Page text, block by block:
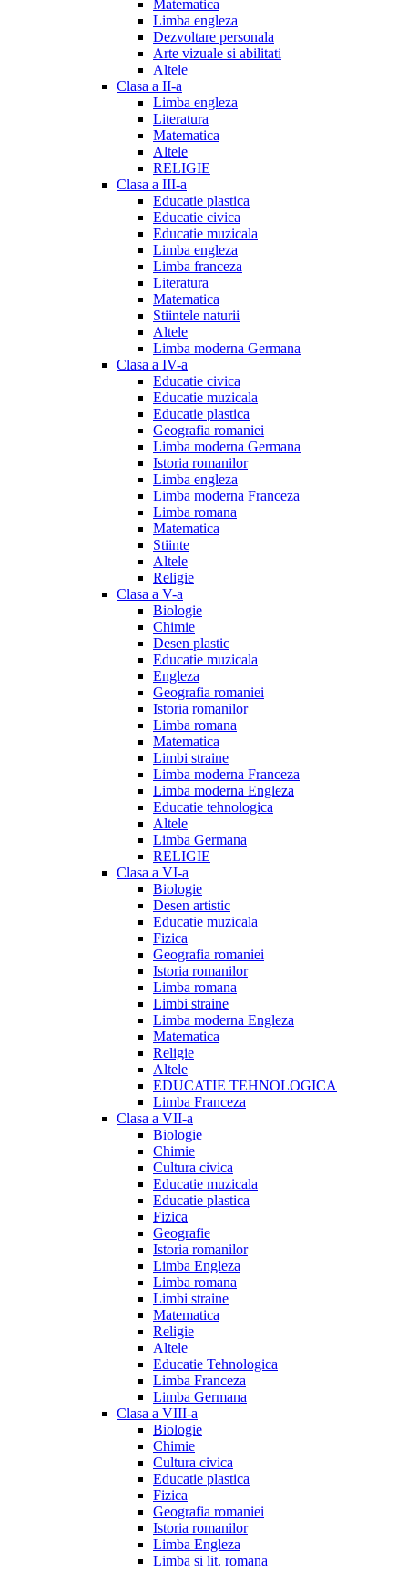
Matematica
Limba engleza
Dezvoltare personala
Arte vizuale si abilitati
Altele
Clasa a II-a
Limba engleza
Literatura
Matematica
Altele
RELIGIE
Clasa a III-a
Educatie plastica
Educatie civica
Educatie muzicala
Limba engleza
Limba franceza
Literatura
Matematica
Stiintele naturii
Altele
Limba moderna Germana
Clasa a IV-a
Educatie civica
Educatie muzicala
Educatie plastica
Geografia romaniei
Limba moderna Germana
Istoria romanilor
Limba engleza
Limba moderna Franceza
Limba romana
Matematica
Stiinte
Altele
Religie
Clasa a V-a
Biologie
Chimie
Desen plastic
Educatie muzicala
Engleza
Geografia romaniei
Istoria romanilor
Limba romana
Matematica
Limbi straine
Limba moderna Franceza
Limba moderna Engleza
Educatie tehnologica
Altele
Limba Germana
RELIGIE
Clasa a VI-a
Biologie
Desen artistic
Educatie muzicala
Fizica
Geografia romaniei
Istoria romanilor
Limba romana
Limbi straine
Limba moderna Engleza
Matematica
Religie
Altele
EDUCATIE TEHNOLOGICA
Limba Franceza
Clasa a VII-a
Biologie
Chimie
Cultura civica
Educatie muzicala
Educatie plastica
Fizica
Geografie
Istoria romanilor
Limba Engleza
Limba romana
Limbi straine
Matematica
Religie
Altele
Educatie Tehnologica
Limba Franceza
Limba Germana
Clasa a VIII-a
Biologie
Chimie
Cultura civica
Educatie plastica
Fizica
Geografia romaniei
Istoria romanilor
Limba Engleza
Limba si lit. romana